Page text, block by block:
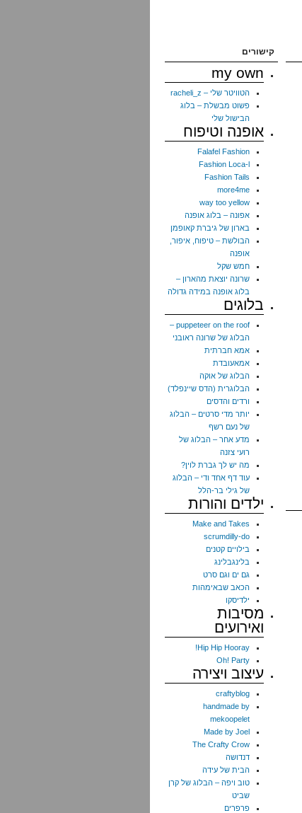
קישורים
my own
הטוויטר שלי – racheli_z
פשוט מבשלת – בלוג
הבישול שלי
אופנה וטיפוח
Falafel Fashion
Fashion Loca-l
Fashion Tails
more4me
way too yellow
אפונה – בלוג אופנה
בארון של גיברת קאופמן
הבולשת – טיפוח, איפור,
אופנה
חמש שקל
שרונה יוצאת מהארון –
בלוג אופנה במידה גדולה
בלוגים
puppeteer on the roof –
הבלוג של שרונה ראובני
אמא חברתית
אמאעובדת
הבלוג של אוקה
הבלוגרית (הדס שיינפלד)
ורדים והדסים
יותר מדי סרטים – הבלוג
של נעם רשף
מדע אחר – הבלוג של
רועי צזנה
מה יש לך גברת לוין?
עוד דף אחד ודי – הבלוג
של גילי בר-הלל
ילדים והורות
Make and Takes
scrumdilly-do
בילויים קטנים
בלינגבלינג
גם ים וגם סרט
הכאב שבאימהות
ילדיסקו
מסיבות
ואירועים
Hip Hip Hooray!
Oh! Party
עיצוב ויצירה
craftyblog
handmade by
mekoopelet
Made by Joel
The Crafty Crow
דנדושה
הבית של עידה
טוב ויפה – הבלוג של קרן
שביט
פרפרים